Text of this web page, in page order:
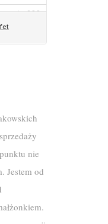
nie
Jestem od